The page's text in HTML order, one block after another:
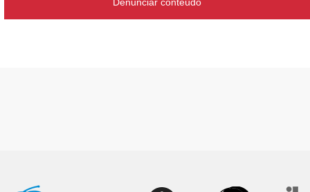
Denunciar conteúdo